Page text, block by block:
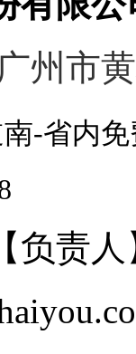
州市
-省内
负责人